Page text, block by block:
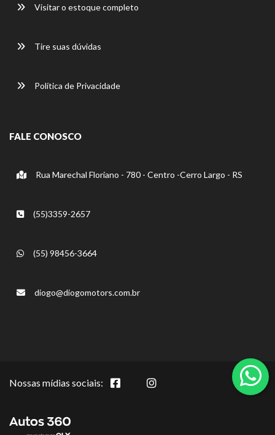
Visitar o estoque completo
Tire suas dúvidas
Política de Privacidade
FALE CONOSCO
Rua Marechal Floriano - 780 - Centro -Cerro Largo - RS
(55)3359-2657
(55) 98456-3664
diogo@diogomotors.com.br
Nossas mídias sociais: